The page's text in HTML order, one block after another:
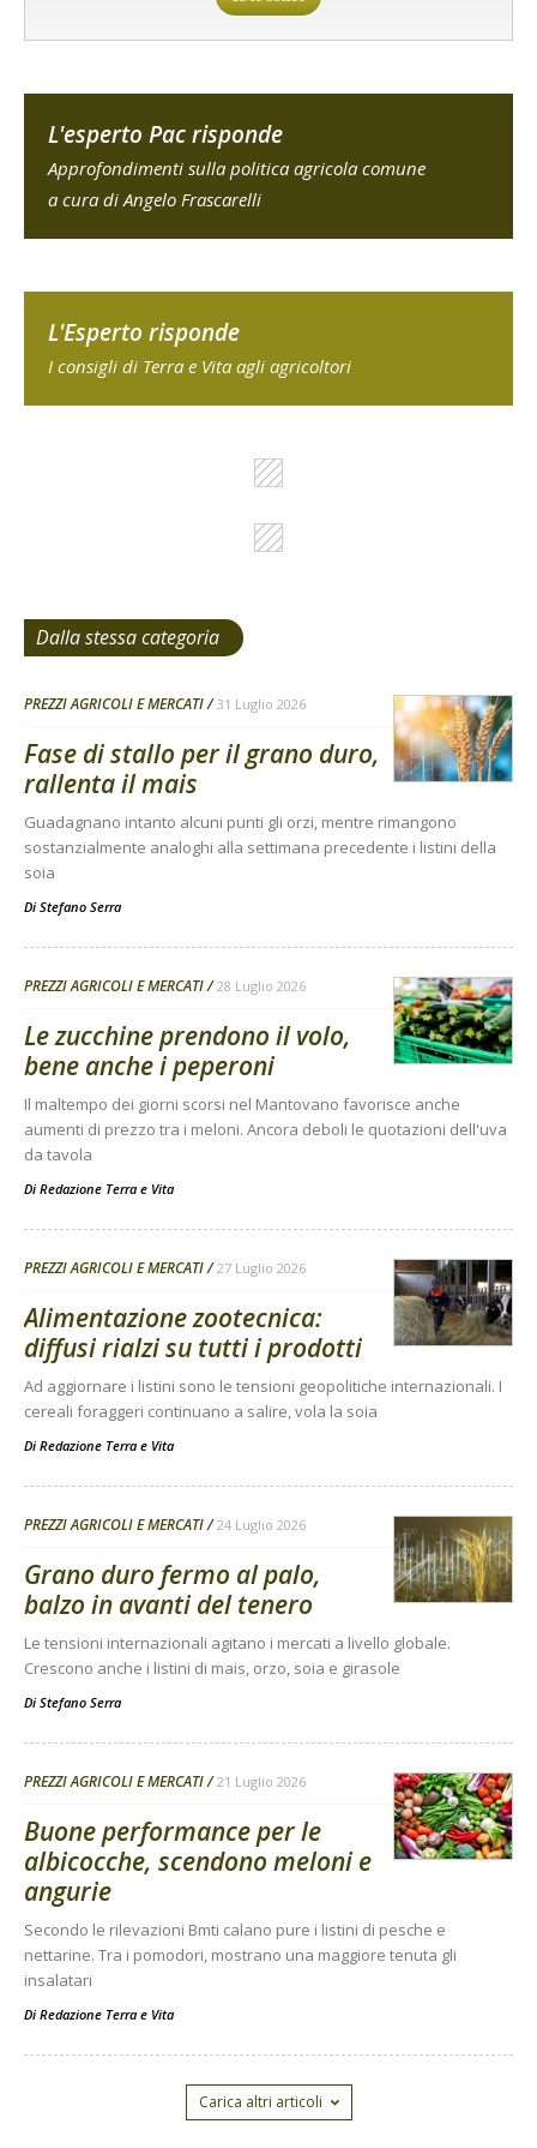
L'esperto Pac risponde
Approfondimenti sulla politica agricola comune
a cura di Angelo Frascarelli
L'Esperto risponde
I consigli di Terra e Vita agli agricoltori
Dalla stessa categoria
PREZZI AGRICOLI E MERCATI 31 Luglio 2026
Fase di stallo per il grano duro,
rallenta il mais
Guadagnano intanto alcuni punti gli orzi, mentre rimangono
sostanzialmente analoghi alla settimana precedente i listini della
soia
Di Stefano Serra
PREZZI AGRICOLI E MERCATI 28 Luglio 2026
Le zucchine prendono il volo,
bene anche i peperoni
Il maltempo dei giorni scorsi nel Mantovano favorisce anche
aumenti di prezzo tra i meloni. Ancora deboli le quotazioni dell'uva
da tavola
Di Redazione Terra e Vita
PREZZI AGRICOLI E MERCATI 27 Luglio 2026
Alimentazione zootecnica:
diffusi rialzi su tutti i prodotti
Ad aggiornare i listini sono le tensioni geopolitiche internazionali. I
cereali foraggeri continuano a salire, vola la soia
Di Redazione Terra e Vita
PREZZI AGRICOLI E MERCATI 24 Luglio 2026
Grano duro fermo al palo,
balzo in avanti del tenero
Le tensioni internazionali agitano i mercati a livello globale.
Crescono anche i listini di mais, orzo, soia e girasole
Di Stefano Serra
PREZZI AGRICOLI E MERCATI 21 Luglio 2026
Buone performance per le
albicocche, scendono meloni e
angurie
Secondo le rilevazioni Bmti calano pure i listini di pesche e
nettarine. Tra i pomodori, mostrano una maggiore tenuta gli
insalatari
Di Redazione Terra e Vita
Carica altri articoli